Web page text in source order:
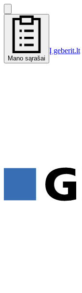
Mano sąrašai
Į geberit.lt